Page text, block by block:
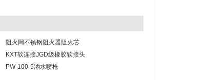
阻火网不锈钢阻火器阻火芯
KXT软连接JGD级橡胶软接头
PW-100-5洒水喷枪